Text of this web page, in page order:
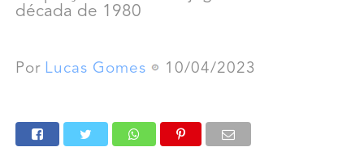
década de 1980
Por Lucas Gomes 10/04/2023